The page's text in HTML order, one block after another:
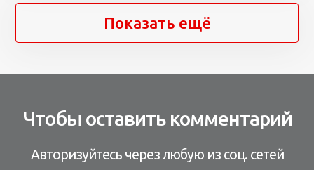
Показать ещё
Чтобы оставить комментарий
Авторизуйтесь через любую из соц. сетей